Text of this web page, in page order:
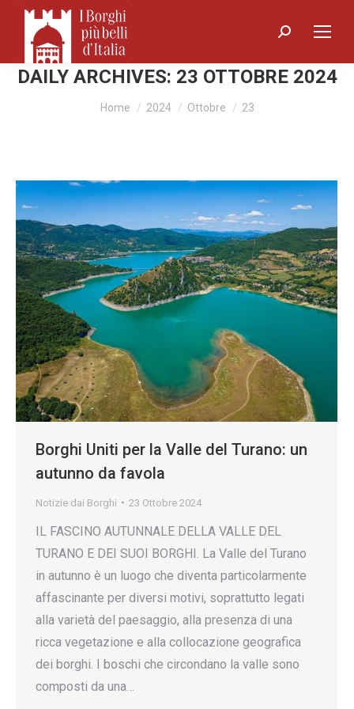
Search:
DAILY ARCHIVES: 23 OTTOBRE 2024
You are here:
Home 2024 Ottobre 23
Borghi Uniti per la Valle del Turano: un
autunno da favola
Notizie dai Borghi 23 Ottobre 2024
IL FASCINO AUTUNNALE DELLA VALLE DEL
TURANO E DEI SUOI BORGHI. La Valle del Turano
in autunno è un luogo che diventa particolarmente
affascinante per diversi motivi, soprattutto legati
alla varietà del paesaggio, alla presenza di una
ricca vegetazione e alla collocazione geografica
dei borghi. I boschi che circondano la valle sono
composti da una…